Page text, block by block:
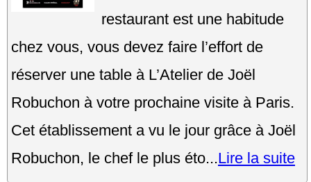
restaurant est une habitude
chez vous, vous devez faire l’effort de
réserver une table à L’Atelier de Joël
Robuchon à votre prochaine visite à Paris.
Cet établissement a vu le jour grâce à Joël
Robuchon, le chef le plus éto...Lire la suite